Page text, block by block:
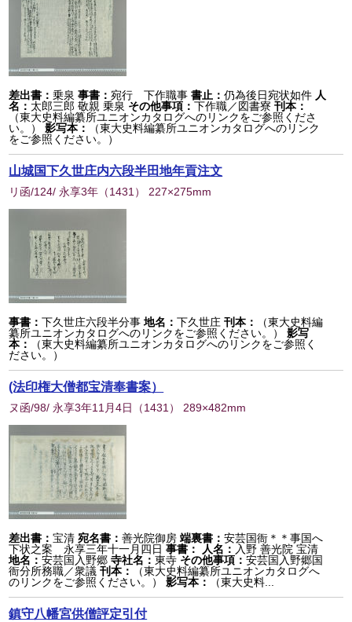
差出書：乗泉 事書：宛行 下作職事 書止：仍為後日宛状如件 人
名： 太郎三郎 敬親 乗泉 その他事項：下作職／図書寮 刊本：
（東大史料編纂所ユニオンカタログへのリンクをご参照くださ
い。）
影写本：
（東大史料編纂所ユニオンカタログへのリンク
をご参照ください。）
山城国下久世庄内六段半田地年貢注文
リ函/124/ 永享3年 （1431 ） 227×275mm
事書：下久世庄六段半分事 地名：下久世庄 刊本：
（東大史料編
纂所ユニオンカタログへのリンクをご参照ください。）
影写
本：
（東大史料編纂所ユニオンカタログへのリンクをご参照く
ださい。）
(法印権大僧都宝清奉書案）
ヌ函/98/ 永享3年11月4日 （1431 ） 289×482mm
差出書：宝清 宛名書：善光院御房 端裏書：安芸国衙＊＊事国へ
下状之案 永享三年十一月四日 事書： 人名： 入野 善光院 宝清
地名：安芸国入野郷 寺社名：東寺 その他事項：安芸国入野郷国
衙分所務職／衆議刊本：
（東大史料編纂所ユニオンカタログへ
のリンクをご参照ください。）
影写本： （東大史料...
鎮守八幡宮供僧評定引付